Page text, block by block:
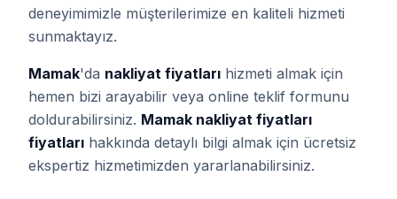
deneyimimizle müşterilerimize en kaliteli hizmeti
sunmaktayız.
Mamak'da nakliyat fiyatları hizmeti almak için
hemen bizi arayabilir veya online teklif formunu
doldurabilirsiniz. Mamak nakliyat fiyatları
fiyatları hakkında detaylı bilgi almak için ücretsiz
ekspertiz hizmetimizden yararlanabilirsiniz.